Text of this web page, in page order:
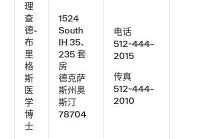
理
查
德-
布
里
格
斯
医
学
博
士
1524
South
IH 35、
235 套
房
德克萨
斯州奥
斯汀
78704
电话
512-444-
2015
传真
512-444-
2010